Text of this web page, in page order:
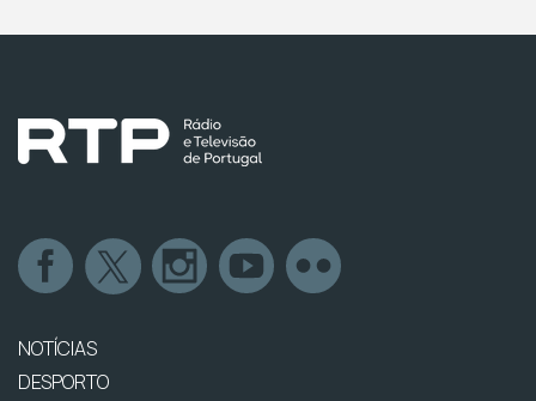
NOTÍCIAS
DESPORTO